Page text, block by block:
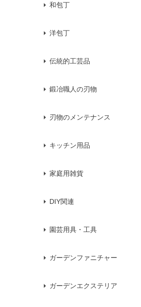
和包丁
洋包丁
伝統的工芸品
鍛冶職人の刃物
刃物のメンテナンス
キッチン用品
家庭用雑貨
DIY関連
園芸用具・工具
ガーデンファニチャー
ガーデンエクステリア